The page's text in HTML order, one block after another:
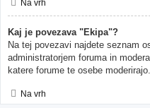
Na vrh
Kaj je povezava "Ekipa"?
Na tej povezavi najdete seznam
administratorjem foruma in
katere forume te osebe moderirajo.
Na vrh